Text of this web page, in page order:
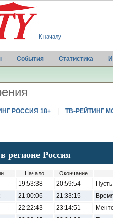
К началу
События Статистика
РОССИЯ 18+ ТВ-РЕЙТИНГ
регионе Россия
Начало Окончание
19:53:38 20:59:54
21:00:06 21:33:15
22:22:43 23:14:51